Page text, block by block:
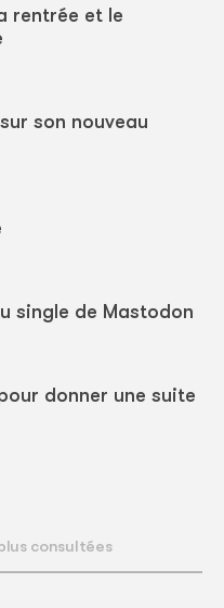
rentrée et le
son nouveau
single de Mastodon
donner une suite
consultées